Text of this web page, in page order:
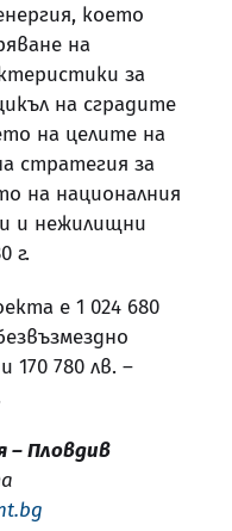
което
на
за
на сградите
на целите на
стратегия за
на националния
и нежилищни
г.
е 1 024 680
170 780 лв. –
– Пловдив